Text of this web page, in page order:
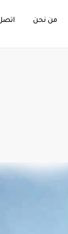
من نحن